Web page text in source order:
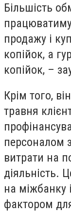
Більшість
продажу і
копійок, а
копійок, –
Крім того,
травня
персоналом
витрати на
діяльність.
на міжбанку
фактором